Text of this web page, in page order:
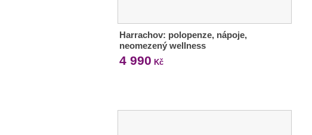
Harrachov: polopenze, nápoje,
neomezený wellness
4 990 Kč